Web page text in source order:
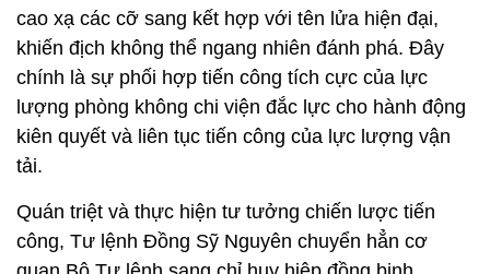
kiên quyết và liên tục tiến công của lực lượng vận
tải.
Quán triệt và thực hiện tư tưởng chiến lược tiến
công, Tư lệnh Đồng Sỹ Nguyên chuyển hẳn cơ
quan Bộ Tư lệnh sang chỉ huy hiệp đồng binh
chức chỉ huy chiến đấu của binh chủng hợp thành.
Lực lượng bộ binh, công binh bám sát đội hình vận
chuyển, vận chuyển hàng trong thế trận hiệp đồng